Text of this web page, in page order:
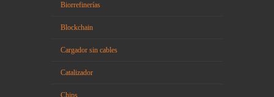
Biorrefinerías
Blockchain
Cargador sin cables
Catalizador